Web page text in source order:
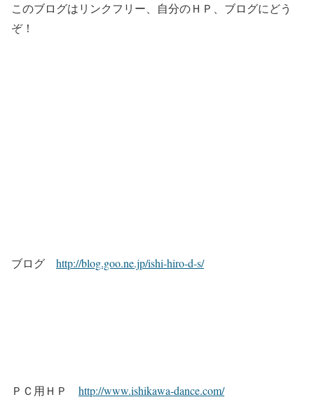
このブログはリンクフリー、自分のＨＰ、ブログにどう
ぞ！
ブログ http://blog.goo.ne.jp/ishi-hiro-d-s/
ＰＣ用ＨＰ http://www.ishikawa-dance.com/